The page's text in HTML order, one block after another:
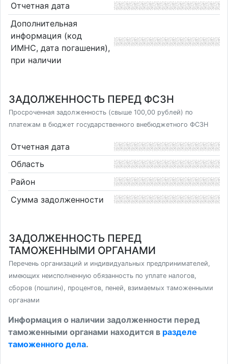
Отчетная дата
Дополнительная
информация (код
ИМНС, дата погашения),
при наличии
ЗАДОЛЖЕННОСТЬ ПЕРЕД ФСЗН
Просроченная задолженность (свыше 100,00 рублей) по
платежам в бюджет государственного внебюджетного ФСЗН
Отчетная дата
Область
Район
Сумма задолженности
ЗАДОЛЖЕННОСТЬ ПЕРЕД
ТАМОЖЕННЫМИ ОРГАНАМИ
Перечень организаций и индивидуальных предпринимателей,
имеющих неисполненную обязанность по уплате налогов,
сборов (пошлин), процентов, пеней, взимаемых таможенными
органами
Информация о наличии задолженности перед
таможенными органами находится в разделе
таможенного дела.